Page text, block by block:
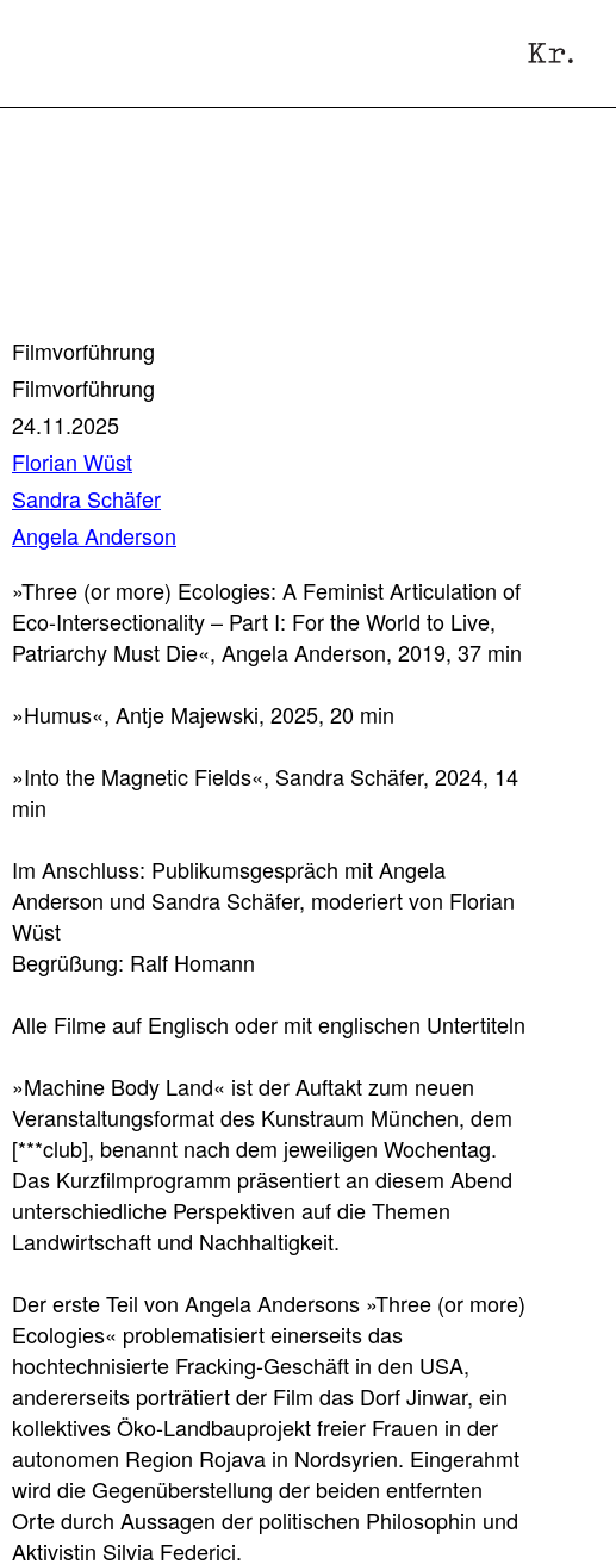
Filmvorführung
Filmvorführung
24.11.2025
Florian Wüst
Sandra Schäfer
Angela Anderson
»Three (or more) Ecologies: A Feminist Articulation of
Eco-Intersectionality – Part I: For the World to Live,
Patriarchy Must Die«, Angela Anderson, 2019, 37 min
»Humus«, Antje Majewski, 2025, 20 min
»Into the Magnetic Fields«, Sandra Schäfer, 2024, 14
min
Im Anschluss: Publikumsgespräch mit Angela
Anderson und Sandra Schäfer, moderiert von Florian
Wüst
Begrüßung: Ralf Homann
Alle Filme auf Englisch oder mit englischen Untertiteln
»Machine Body Land« ist der Auftakt zum neuen
Veranstaltungsformat des Kunstraum München, dem
[***club], benannt nach dem jeweiligen Wochentag.
Das Kurzfilmprogramm präsentiert an diesem Abend
unterschiedliche Perspektiven auf die Themen
Landwirtschaft und Nachhaltigkeit.
Der erste Teil von Angela Andersons »Three (or more)
Ecologies« problematisiert einerseits das
hochtechnisierte Fracking-Geschäft in den USA,
andererseits porträtiert der Film das Dorf Jinwar, ein
kollektives Öko-Landbauprojekt freier Frauen in der
autonomen Region Rojava in Nordsyrien. Eingerahmt
wird die Gegenüberstellung der beiden entfernten
Orte durch Aussagen der politischen Philosophin und
Aktivistin Silvia Federici.